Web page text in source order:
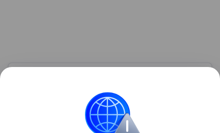
Рассказываем, что такое доход, какие бывают виды
и источники поступлений, а также какие активы
нельзя отнести к доходам.